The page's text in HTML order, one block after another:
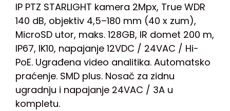
IP PTZ STARLIGHT kamera 2Mpx, True WDR
140 dB, objektiv 4,5–180 mm (40 x zum),
MicroSD utor, maks. 128GB, IR domet 200 m,
IP67, IK10, napajanje 12VDC / 24VAC / Hi-
PoE. Ugrađena video analitika. Automatsko
praćenje. SMD plus. Nosač za zidnu
ugradnju i napajanje 24VAC / 3A u
kompletu.